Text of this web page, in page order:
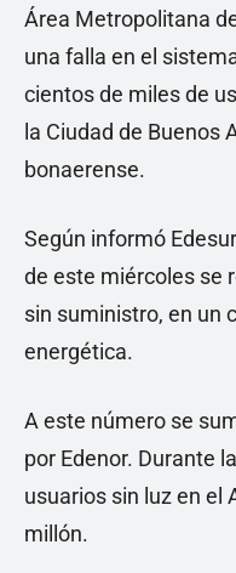
Área Metropolitana
una falla en el
cientos de miles de
la Ciudad de Buenos
bonaerense.
Según informó
de este miércoles se
sin suministro, en un
energética.
A este número se
por Edenor. Durante
usuarios sin luz en el
millón.